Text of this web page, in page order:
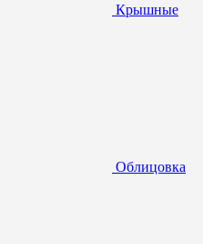
Крышные
Облицовка